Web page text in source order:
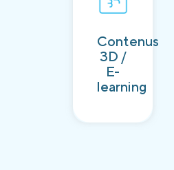
Contenus
3D /
E-
learning
Découvrir